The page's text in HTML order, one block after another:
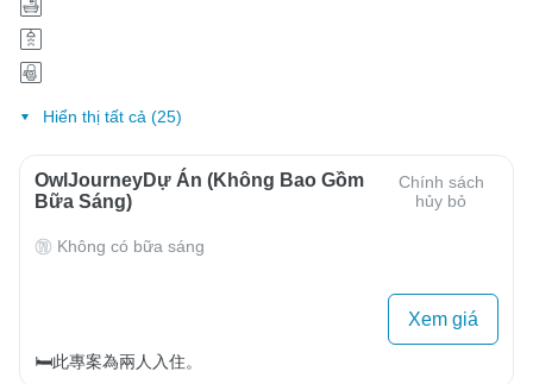
Hiển thị tất cả (25)
OwlJourneyDự Án (Không Bao Gồm
Bữa Sáng)
Chính sách
hủy bỏ
Không có bữa sáng
Xem giá
🛏️此專案為兩人入住。